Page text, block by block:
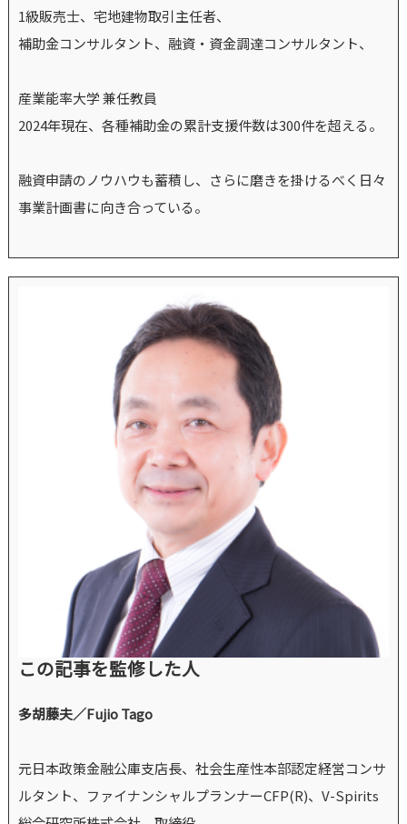
1級販売士、宅地建物取引主任者、
補助金コンサルタント、融資・資金調達コンサルタント、
産業能率大学 兼任教員
2024年現在、各種補助金の累計支援件数は300件を超える。
融資申請のノウハウも蓄積し、さらに磨きを掛けるべく日々
事業計画書に向き合っている。
この記事を監修した人
多胡藤夫／Fujio Tago
元日本政策金融公庫支店長、社会生産性本部認定経営コンサ
ルタント、ファイナンシャルプランナーCFP(R)、V-Spirits